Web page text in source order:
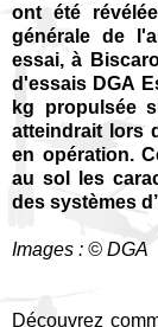
ont été
générale de
essai, à
d'essais DGA
kg propulsée
atteindrait lors
en opération.
au sol les
des systèmes
Images : © DGA
Découvrez